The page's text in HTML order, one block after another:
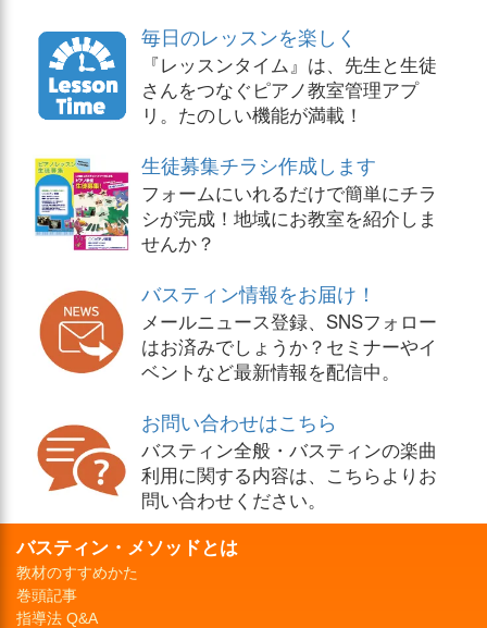
毎日のレッスンを楽しく
『レッスンタイム』は、先生と生徒
さんをつなぐピアノ教室管理アプ
リ。たのしい機能が満載！
生徒募集チラシ作成します
フォームにいれるだけで簡単にチラ
シが完成！地域にお教室を紹介しま
せんか？
バスティン情報をお届け！
メールニュース登録、SNSフォロー
はお済みでしょうか？セミナーやイ
ベントなど最新情報を配信中。
お問い合わせはこちら
バスティン全般・バスティンの楽曲
利用に関する内容は、こちらよりお
問い合わせください。
バスティン・メソッドとは
教材のすすめかた
巻頭記事
指導法 Q&A